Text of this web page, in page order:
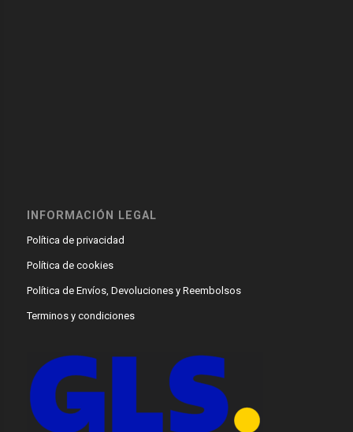
INFORMACIÓN LEGAL
Política de privacidad
Política de cookies
Política de Envíos, Devoluciones y Reembolsos
Terminos y condiciones